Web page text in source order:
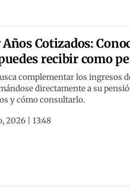
Cotizados:
recibir como
complementar los ingresos
directamente a su
y cómo consultarlo.
2026 | 13:48